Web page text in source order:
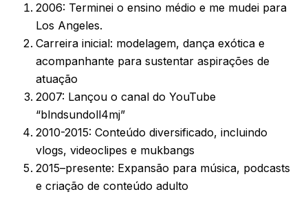
2006: Terminei o ensino médio e me mudei para
Los Angeles.
Carreira inicial: modelagem, dança exótica e
acompanhante para sustentar aspirações de
atuação
2007: Lançou o canal do YouTube
“blndsundoll4mj”
2010-2015: Conteúdo diversificado, incluindo
vlogs, videoclipes e mukbangs
2015–presente: Expansão para música, podcasts
e criação de conteúdo adulto